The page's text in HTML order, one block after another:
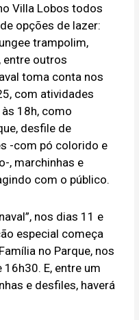
Villa Lobos todos
opções de lazer:
trampolim,
entre outros
toma conta nos
com atividades
18h, como
desfile de
-com pó colorido e
, marchinhas e
com o público.
nos dias 11 e
especial começa
no Parque, nos
E, entre um
e desfiles, haverá